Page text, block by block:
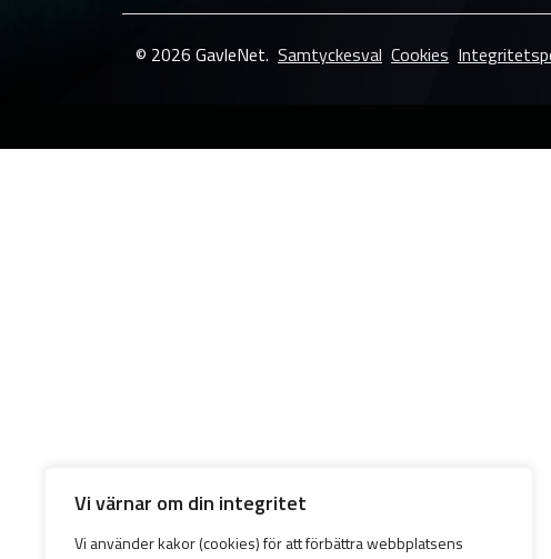
Vi värnar om din integritet
Vi använder kakor (cookies) för att förbättra webbplatsens
© 2026 GavleNet. Samtyckesval Cookies